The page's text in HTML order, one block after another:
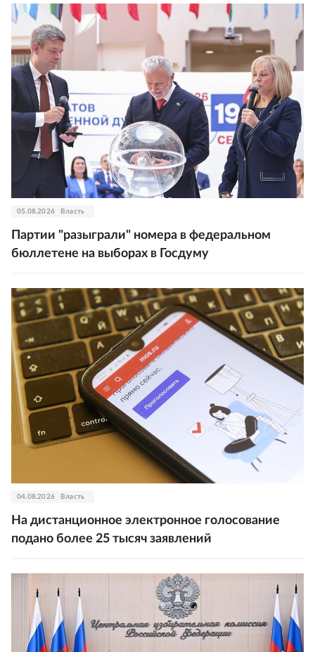
05.08.2026 Власть
Партии "разыграли" номера в федеральном
бюллетене на выборах в Госдуму
04.08.2026 Власть
На дистанционное электронное голосование
подано более 25 тысяч заявлений